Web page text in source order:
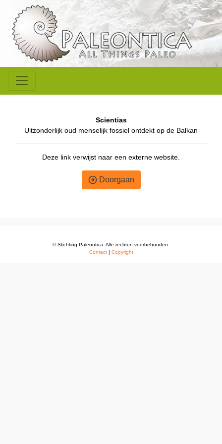
Scientias
Uitzonderlijk oud menselijk fossiel ontdekt op de Balkan
Deze link verwijst naar een externe website.
Doorgaan
© Stichting Paleontica. Alle rechten voorbehouden.
Contact| Copyright